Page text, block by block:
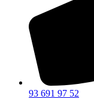
93 691 97 52